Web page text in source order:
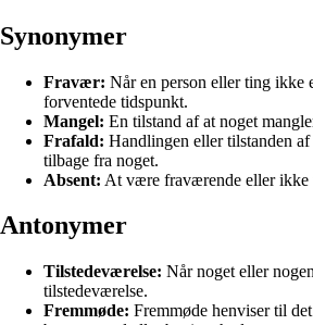
Synonymer
Fravær: Når en person eller ting ikke
forventede tidspunkt.
Mangel: En tilstand af at noget
Frafald: Handlingen eller tilstanden
tilbage fra noget.
Absent: At være fraværende eller ikke
Antonymer
Tilstedeværelse: Når noget eller
tilstedeværelse.
Fremmøde: Fremmøde henviser til